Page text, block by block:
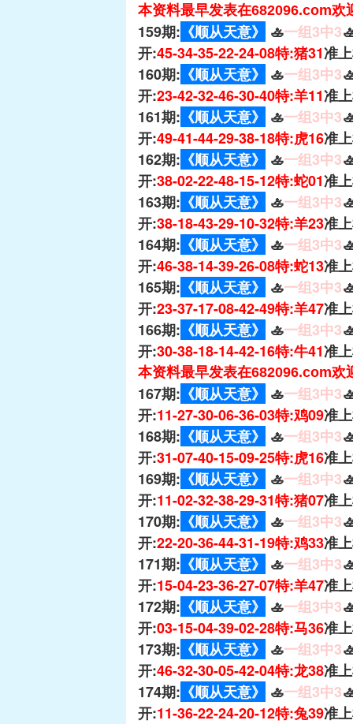
本资料最早发表在682096.com欢
159期: 《顺从天意》 🚣一组3中3
开:45-34-35-22-24-08特:猪31准
160期: 《顺从天意》 🚣一组3中3
开:23-42-32-46-30-40特:羊11准
161期: 《顺从天意》 🚣一组3中3
开:49-41-44-29-38-18特:虎16准
162期: 《顺从天意》 🚣一组3中3
开:38-02-22-48-15-12特:蛇01准
163期: 《顺从天意》 🚣一组3中3
开:38-18-43-29-10-32特:羊23准
164期: 《顺从天意》 🚣一组3中3
开:46-38-14-39-26-08特:蛇13准
165期: 《顺从天意》 🚣一组3中3
开:23-37-17-08-42-49特:羊47准
166期: 《顺从天意》 🚣一组3中3
开:30-38-18-14-42-16特:牛41准
本资料最早发表在682096.com欢
167期: 《顺从天意》 🚣一组3中3
开:11-27-30-06-36-03特:鸡09准
168期: 《顺从天意》 🚣一组3中3
开:31-07-40-15-09-25特:虎16准
169期: 《顺从天意》 🚣一组3中3
开:11-02-32-38-29-31特:猪07准
170期: 《顺从天意》 🚣一组3中3
开:22-20-36-44-31-19特:鸡33准
171期: 《顺从天意》 🚣一组3中3
开:15-04-23-36-27-07特:羊47准
172期: 《顺从天意》 🚣一组3中3
开:03-15-04-39-02-28特:马36准
173期: 《顺从天意》 🚣一组3中3
开:46-32-30-05-42-04特:龙38准
174期: 《顺从天意》 🚣一组3中3
开:11-36-22-24-20-12特:兔39准